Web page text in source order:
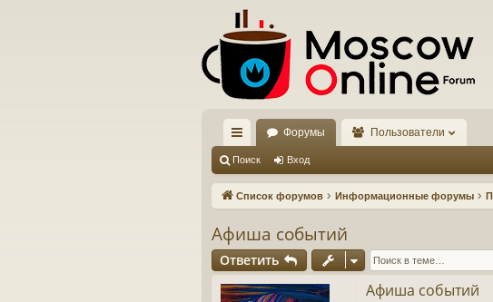
с
ы
и
Форумы Пользователи
Поиск Вход
Список форумов Информационные форумы
Афиша событий
Ответить
Афиша событий